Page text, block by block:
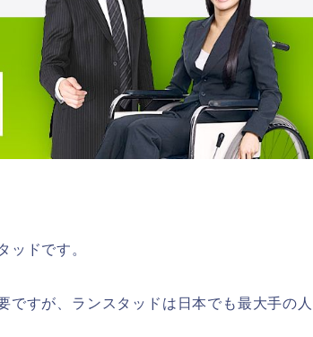
ッドです。
すが、ランスタッドは日本でも最大手の人